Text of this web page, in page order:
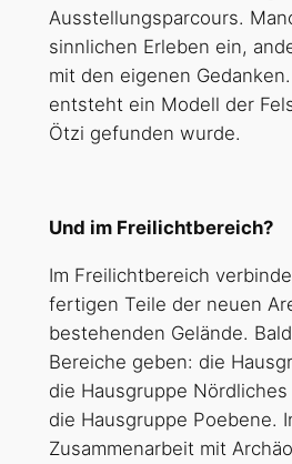
Ausstellungsparcours.
sinnlichen Erleben ein,
mit den eigenen
entsteht ein Modell der
Ötzi gefunden wurde.
Und im Freilichtbereich?
Im Freilichtbereich
fertigen Teile der neuen
bestehenden Gelände.
Bereiche geben: die
die Hausgruppe
die Hausgruppe Poebene.
Zusammenarbeit mit